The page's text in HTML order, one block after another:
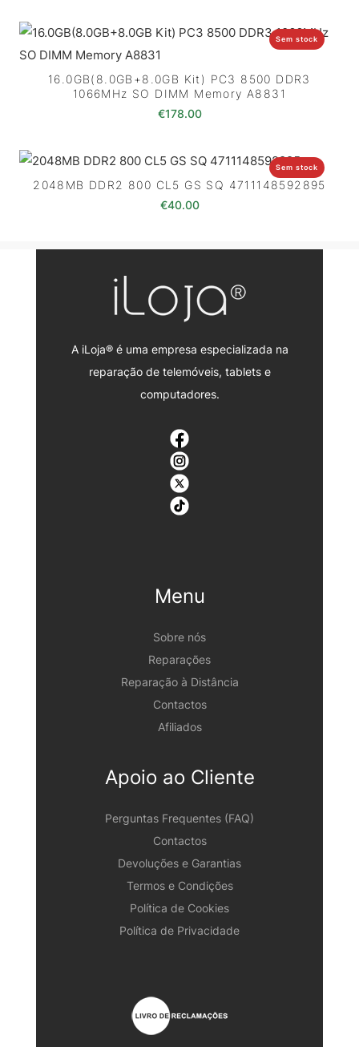
Sem stock
16.0GB(8.0GB+8.0GB Kit) PC3 8500 DDR3
1066MHz SO DIMM Memory A8831
€178.00
Sem stock
2048MB DDR2 800 CL5 GS SQ 4711148592895
€40.00
A iLoja® é uma empresa especializada na
reparação de telemóveis, tablets e
computadores.
Menu
Sobre nós
Reparações
Reparação à Distância
Contactos
Afiliados
Apoio ao Cliente
Perguntas Frequentes (FAQ)
Contactos
Devoluções e Garantias
Termos e Condições
Política de Cookies
Política de Privacidade